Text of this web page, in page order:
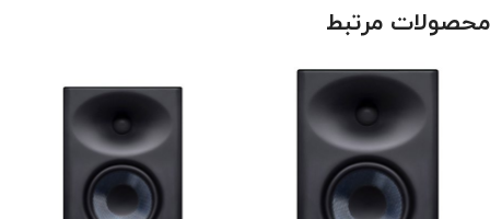
محصولات مرتبط